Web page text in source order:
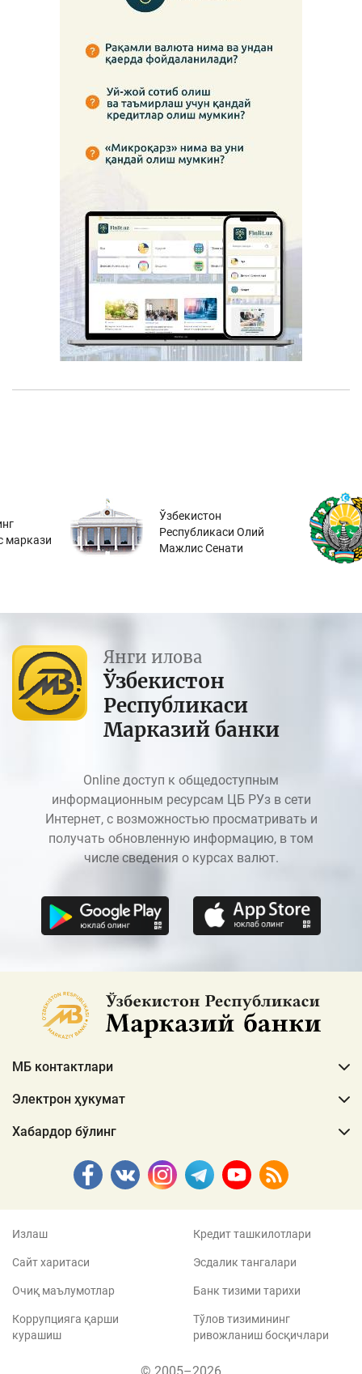
маркази
Ўзбекистон
Республикаси Олий
Мажлис Сенати
Янги илова
Ўзбекистон
Республикаси
Марказий банки
Online доступ к общедоступным
информационным ресурсам ЦБ РУз в сети
Интернет, с возможностью просматривать и
получать обновленную информацию, в том
числе сведения о курсах валют.
МБ контактлари
Электрон ҳукумат
Хабардор бўлинг
Излаш
Сайт харитаси
Очиқ маълумотлар
Коррупцияга қарши
курашиш
Кредит ташкилотлари
Эсдалик тангалари
Банк тизими тарихи
Тўлов тизимининг
ривожланиш босқичлари